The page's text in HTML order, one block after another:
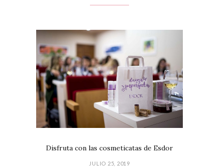
Disfruta con las cosmeticatas de Esdor
JULIO 25, 2019